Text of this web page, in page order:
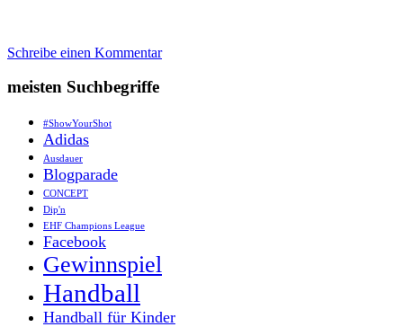
Schreibe einen Kommentar
meisten Suchbegriffe
#ShowYourShot
Adidas
Ausdauer
Blogparade
CONCEPT
Dip'n
EHF Champions League
Facebook
Gewinnspiel
Handball
Handball für Kinder